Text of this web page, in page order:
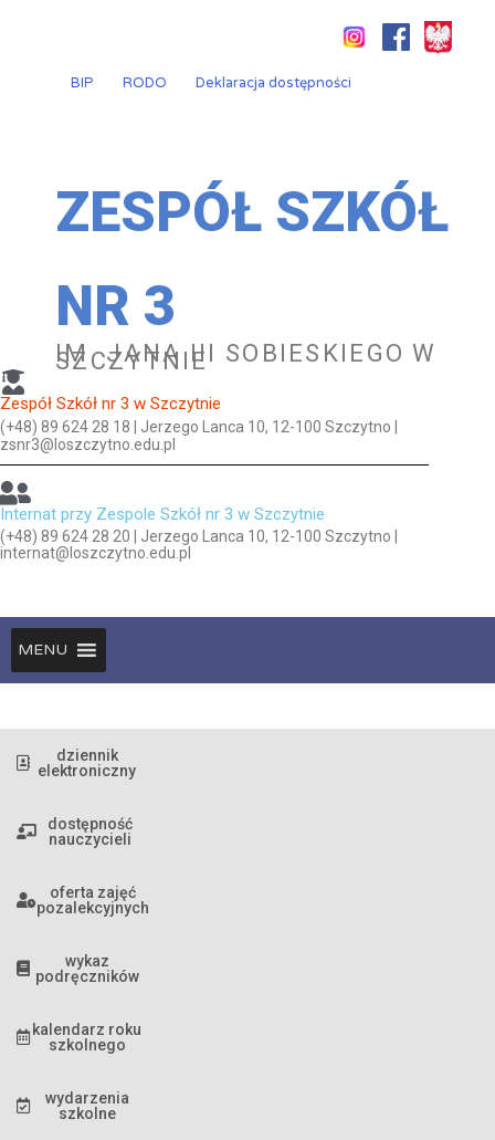
BIP
RODO Deklaracja dostępności
ZESPÓŁ SZKÓŁ
NR 3
IM. JANA III SOBIESKIEGO W
SZCZYTNIE
Zespół Szkół nr 3 w Szczytnie
(+48) 89 624 28 18 | Jerzego Lanca 10, 12-100 Szczytno |
zsnr3@loszczytno.edu.pl
Internat przy Zespole Szkół nr 3 w Szczytnie
(+48) 89 624 28 20 | Jerzego Lanca 10, 12-100 Szczytno |
internat@loszczytno.edu.pl
MENU
dziennik
elektroniczny
dostępność
nauczycieli
oferta zajęć
pozalekcyjnych
wykaz
podręczników
kalendarz roku
szkolnego
wydarzenia
szkolne